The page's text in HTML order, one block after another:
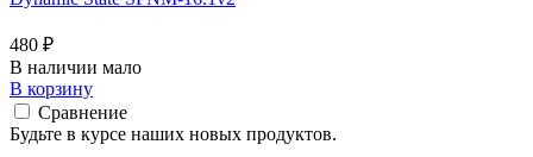
480 ₽
В наличии мало
В корзину
Сравнение
Будьте в курсе наших новых продуктов.